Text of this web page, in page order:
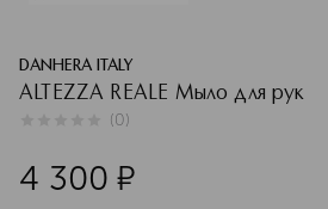
DANHERA ITALY
ALTEZZA REALE Мыло для рук
(0)
4 300 ¤